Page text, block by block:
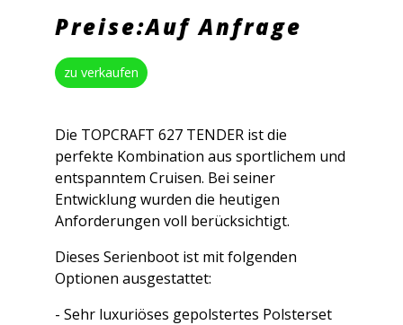
Preise:Auf Anfrage
zu verkaufen
Die TOPCRAFT 627 TENDER ist die
perfekte Kombination aus sportlichem und
entspanntem Cruisen. Bei seiner
Entwicklung wurden die heutigen
Anforderungen voll berücksichtigt.
Dieses Serienboot ist mit folgenden
Optionen ausgestattet:
- Sehr luxuriöses gepolstertes Polsterset